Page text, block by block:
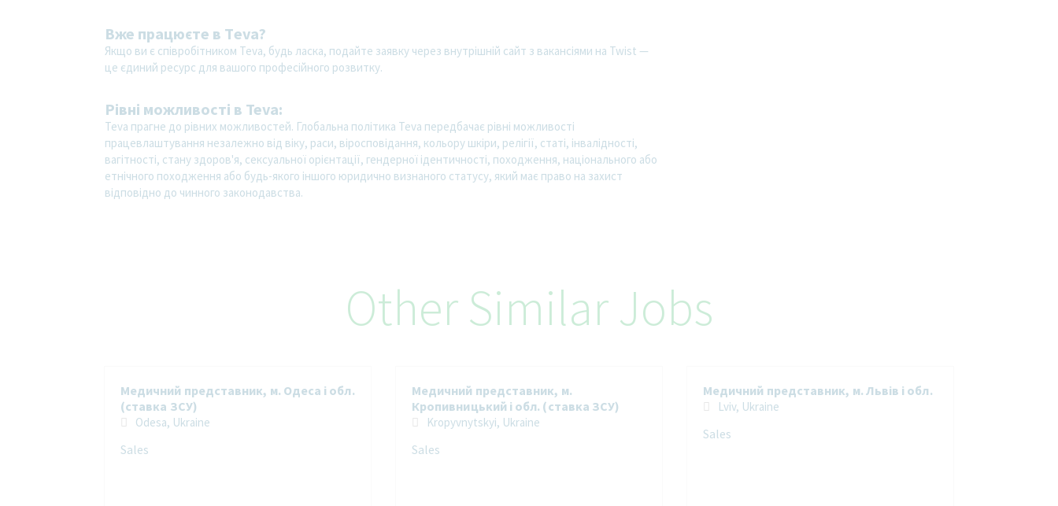
Вже працюєте в Тeva?
Якщо ви є співробітником Teva, будь ласка, подайте заявку через внутрішній сайт з вакансіями на Twist —
це єдиний ресурс для вашого професійного розвитку.
Рівні можливості в Teva:
Teva прагне до рівних можливостей. Глобальна політика Teva передбачає рівні можливості
працевлаштування незалежно від віку, раси, віросповідання, кольору шкіри, релігії, статі, інвалідності,
вагітності, стану здоров'я, сексуальної орієнтації, гендерної ідентичності, походження, національного або
етнічного походження або будь-якого іншого юридично визнаного статусу, який має право на захист
відповідно до чинного законодавства.
Other Similar Jobs
Медичний представник, м. Одеса і обл.
(ставка ЗСУ)
Odesa, Ukraine
Sales
Медичний представник, м.
Кропивницький і обл. (ставка ЗСУ)
Kropyvnytskyi, Ukraine
Sales
Медичний представник, м. Львів і обл.
Lviv, Ukraine
Sales